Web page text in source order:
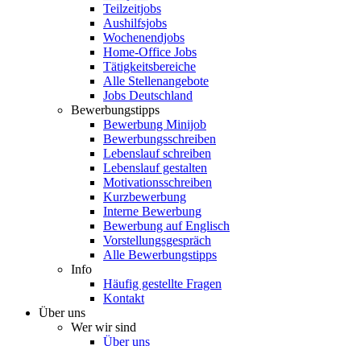
Teilzeitjobs
Aushilfsjobs
Wochenendjobs
Home-Office Jobs
Tätigkeitsbereiche
Alle Stellenangebote
Jobs Deutschland
Bewerbungstipps
Bewerbung Minijob
Bewerbungsschreiben
Lebenslauf schreiben
Lebenslauf gestalten
Motivationsschreiben
Kurzbewerbung
Interne Bewerbung
Bewerbung auf Englisch
Vorstellungsgespräch
Alle Bewerbungstipps
Info
Häufig gestellte Fragen
Kontakt
Über uns
Wer wir sind
Über uns